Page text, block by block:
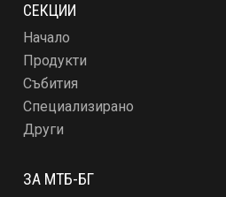
СЕКЦИИ
Начало
Продукти
Събития
Специализирано
Други
ЗА МТБ-БГ